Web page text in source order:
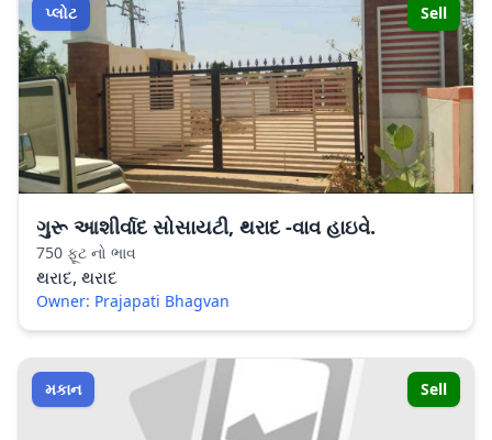
પ્લોટ Sell
ગુરૂ આશીર્વાદ સોસાયટી, થરાદ -વાવ હાઇવે.
750 ફૂટ નો ભાવ
થરાદ, થરાદ
Owner: Prajapati Bhagvan
મકાન Sell